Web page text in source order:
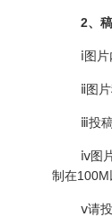
2、稿
ⅰ图片内
ⅱ图片稿
ⅲ投稿作
ⅳ图片格
制在100M
ⅴ请投稿